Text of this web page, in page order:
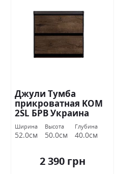
Джули Тумба
прикроватная KOM
2SL БРВ Украина
Ширина
52.0см
Высота
50.0см
Глубина
40.0см
2 390 грн